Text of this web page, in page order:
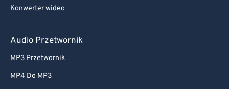
Konwerter wideo
Audio Przetwornik
MP3 Przetwornik
MP4 Do MP3